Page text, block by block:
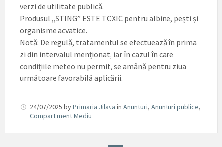
verzi de utilitate publică.
Produsul ,,STING” ESTE TOXIC pentru albine, pești și
organisme acvatice.
Notă: De regulă, tratamentul se efectuează în prima
zi din intervalul menționat, iar în cazul în care
condițiile meteo nu permit, se amână pentru ziua
următoare favorabilă aplicării.
24/07/2025 byPrimaria Jilava in Anunturi, Anunturi publice,
Compartiment Mediu